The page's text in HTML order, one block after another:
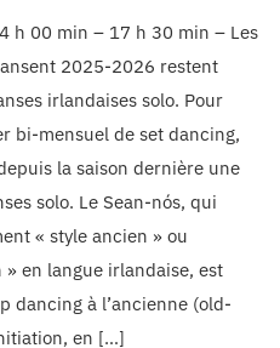
h 00 min – 17 h 30 min – Les
2025-2026 restent
irlandaises solo. Pour
bi-mensuel de set dancing,
la saison dernière une
solo. Le Sean-nós, qui
« style ancien » ou
en langue irlandaise, est
dancing à l’ancienne (old-
en […]